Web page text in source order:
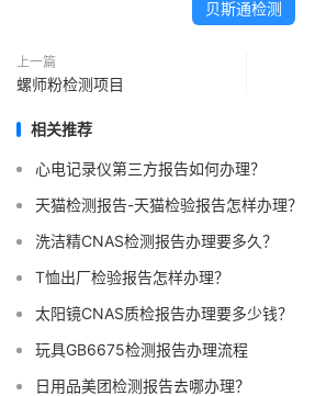
贝斯通检测
上一篇
螺师粉检测项目
相关推荐
心电记录仪第三方报告如何办理？
天猫检测报告-天猫检验报告怎样办理？
洗洁精CNAS检测报告办理要多久？
T恤出厂检验报告怎样办理？
太阳镜CNAS质检报告办理要多少钱？
玩具GB6675检测报告办理流程
日用品美团检测报告去哪办理？